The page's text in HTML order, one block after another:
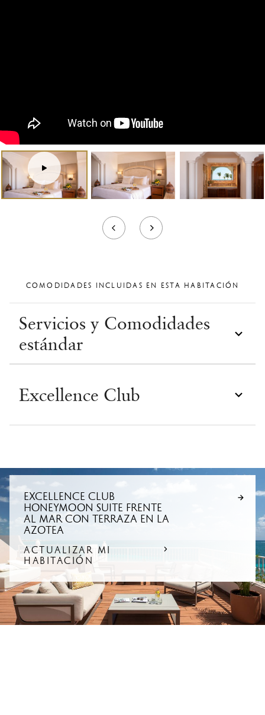
Tour
virtual
COMODIDADES INCLUIDAS EN ESTA HABITACIÓN
Servicios y Comodidades
estándar
Excellence Club
EXCELLENCE CLUB
HONEYMOON SUITE FRENTE
AL MAR CON TERRAZA EN LA
AZOTEA
ACTUALIZAR MI
HABITACIÓN